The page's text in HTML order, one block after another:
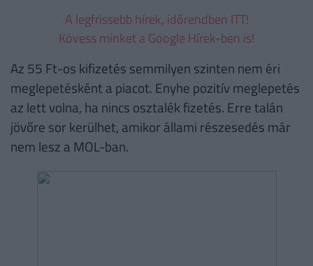
A legfrissebb hírek, időrendben ITT!
Kövess minket a Google Hírek-ben is!
Az 55 Ft-os kifizetés semmilyen szinten nem éri
meglepetésként a piacot. Enyhe pozitív meglepetés
az lett volna, ha nincs osztalék fizetés. Erre talán
jövőre sor kerülhet, amikor állami részesedés már
nem lesz a MOL-ban.